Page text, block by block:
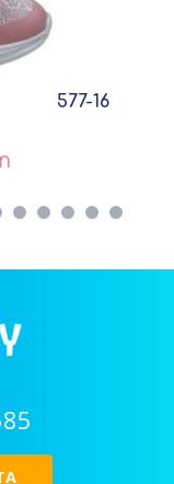
C5577-16